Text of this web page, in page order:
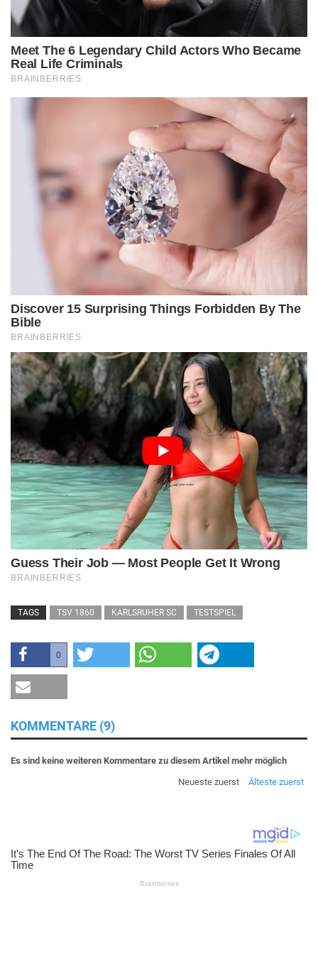
TAGS TSV 1860 KARLSRUHER SC TESTSPIEL
0
KOMMENTARE (9)
Es sind keine weiteren Kommentare zu diesem Artikel mehr möglich
Neueste zuerst
Älteste zuerst